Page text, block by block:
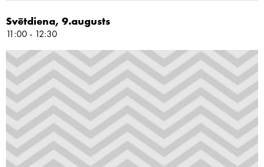
Svētdiena, 9.augusts
11:00 - 12:30